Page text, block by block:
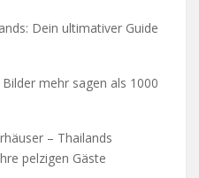
Dein ultimativer Guide
mehr sagen als 1000
– Thailands
pelzigen Gäste